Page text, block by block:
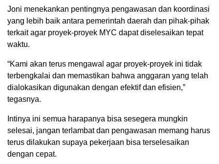
Joni menekankan pentingnya pengawasan dan koordinasi
yang lebih baik antara pemerintah daerah dan pihak-pihak
terkait agar proyek-proyek MYC dapat diselesaikan tepat
waktu.
“Kami akan terus mengawal agar proyek-proyek ini tidak
terbengkalai dan memastikan bahwa anggaran yang telah
dialokasikan digunakan dengan efektif dan efisien,”
tegasnya.
Intinya ini semua harapanya bisa sesegera mungkin
selesai, jangan terlambat dan pengawasan memang harus
terus dilakukan supaya pekerjaan bisa terselesaikan
dengan cepat.